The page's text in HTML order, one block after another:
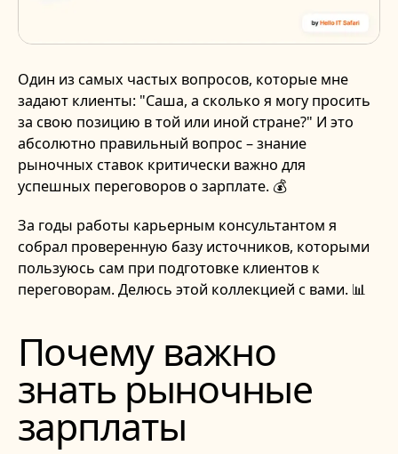
Один из самых частых вопросов, которые мне
задают клиенты: "Саша, а сколько я могу просить
за свою позицию в той или иной стране?" И это
абсолютно правильный вопрос – знание
рыночных ставок критически важно для
успешных переговоров о зарплате. 💰
За годы работы карьерным консультантом я
собрал проверенную базу источников, которыми
пользуюсь сам при подготовке клиентов к
переговорам. Делюсь этой коллекцией с вами. 📊
Почему важно
знать рыночные
зарплаты